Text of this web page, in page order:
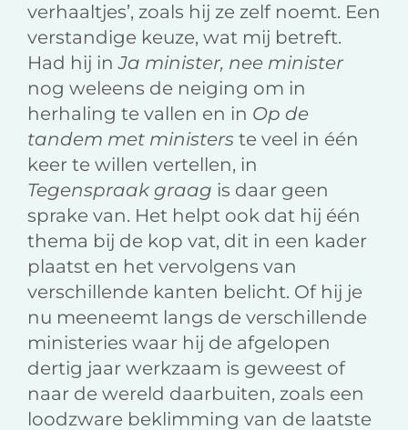
verhaaltjes’, zoals hij ze zelf noemt. Een
verstandige keuze, wat mij betreft.
Had hij inJa minister, nee minister
nog weleens de neiging om in
herhaling te vallen en in Op de
tandem met ministers te veel in één
keer te willen vertellen, in
Tegenspraak graag is daar geen
sprake van. Het helpt ook dat hij één
thema bij de kop vat, dit in een kader
plaatst en het vervolgens van
verschillende kanten belicht. Of hij je
nu meeneemt langs de verschillende
ministeries waar hij de afgelopen
dertig jaar werkzaam is geweest of
naar de wereld daarbuiten, zoals een
loodzware beklimming van de laatste